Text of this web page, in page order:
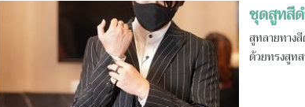
ชุดสูทสี
สูทลายทาง
ด้วยทรงสูทส